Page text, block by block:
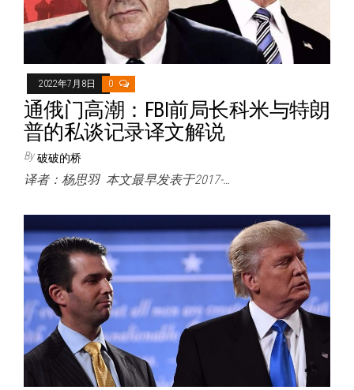
2022年7月8日 0
通俄门高潮：FBI前局长科米与特朗
普的私谈记录译文解说
By 破破的桥
译者：杨思羽 本文最早发表于2017-…